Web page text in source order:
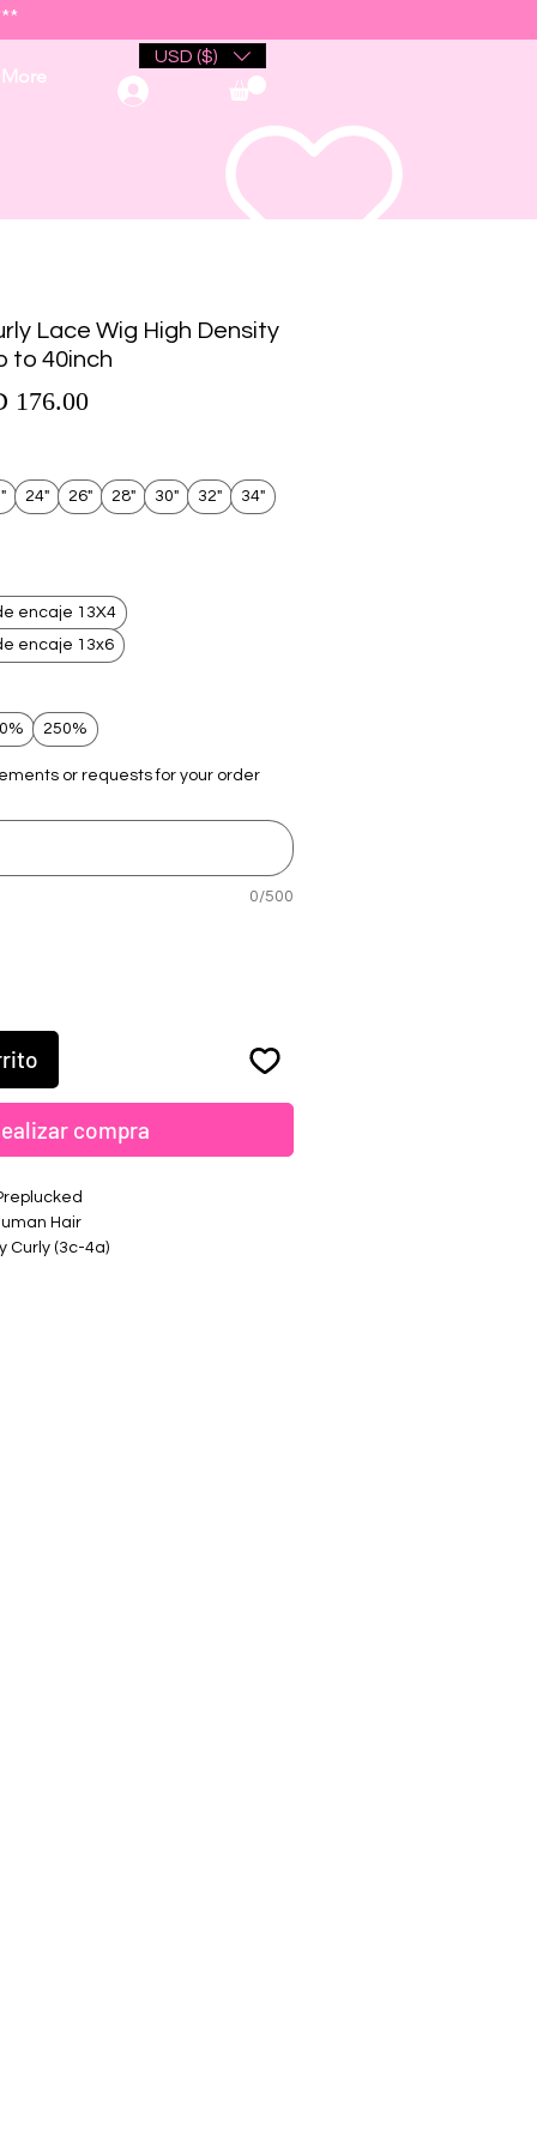
More
USD ($)
Lace Wig High Density
to 40inch
176.00
24" 26" 28" 30" 32" 34"
encaje 13X4
encaje 13x6
250%
or requests for your order
0/500
compra
Hair
Curly (3c-4a)